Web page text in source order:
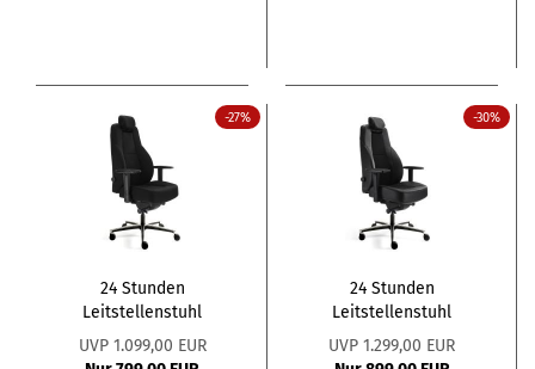
-27%
24 Stunden
Leitstellenstuhl
Stoffbezug B1...
UVP 1.099,00 EUR
-30%
24 Stunden
Leitstellenstuhl
Stoff/Leder
UVP 1.299,00 EUR